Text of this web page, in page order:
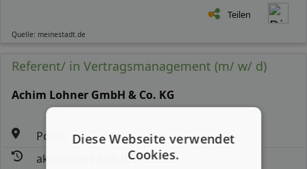
Teilen
Quelle: meinestadt.de
Referent/ in Vertragsmanagement (m/ w/ d)
Achim Lohner GmbH & Co. KG
Polch
aktualisiert seit: 08.08.2026
Diese Webseite verwendet
Cookies.